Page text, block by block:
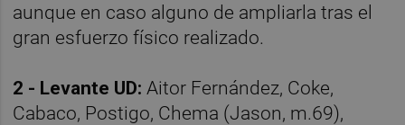
aunque en caso alguno de ampliarla tras el
gran esfuerzo físico realizado.
2 - Levante UD: Aitor Fernández, Coke,
Cabaco, Postigo, Chema (Jason, m.69),